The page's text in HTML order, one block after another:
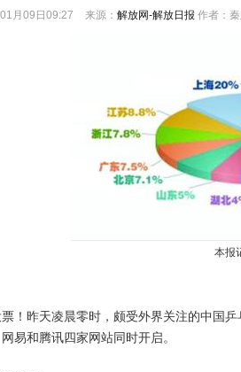
月09日09:27 来源： 解放网-解放日报 作者：
本报
昨天凌晨零时，颇受外界关注的中国乒
易和腾讯四家网站同时开启。